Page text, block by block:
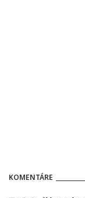
KOMENTÁRE